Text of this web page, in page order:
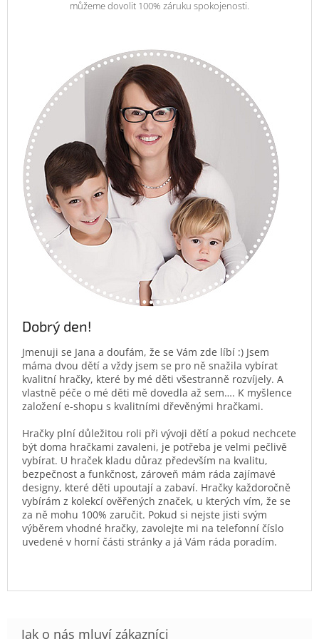
můžeme dovolit 100% záruku spokojenosti.
Dobrý den!
Jmenuji se Jana a doufám, že se Vám zde líbí :) Jsem
máma dvou dětí a vždy jsem se pro ně snažila vybírat
kvalitní hračky, které by mé děti všestranně rozvíjely. A
vlastně péče o mé děti mě dovedla až sem…. K myšlence
založení e-shopu s kvalitními dřevěnými hračkami.
Hračky plní důležitou roli při vývoji dětí a pokud nechcete
být doma hračkami zavaleni, je potřeba je velmi pečlivě
vybírat. U hraček kladu důraz především na kvalitu,
bezpečnost a funkčnost, zároveň mám ráda zajímavé
designy, které děti upoutají a zabaví. Hračky každoročně
vybírám z kolekcí ověřených značek, u kterých vím, že se
za ně mohu 100% zaručit. Pokud si nejste jisti svým
výběrem vhodné hračky, zavolejte mi na telefonní číslo
uvedené v horní části stránky a já Vám ráda poradím.